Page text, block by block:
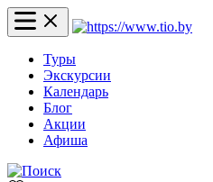
Туры
Экскурсии
Календарь
Блог
Акции
Афиша